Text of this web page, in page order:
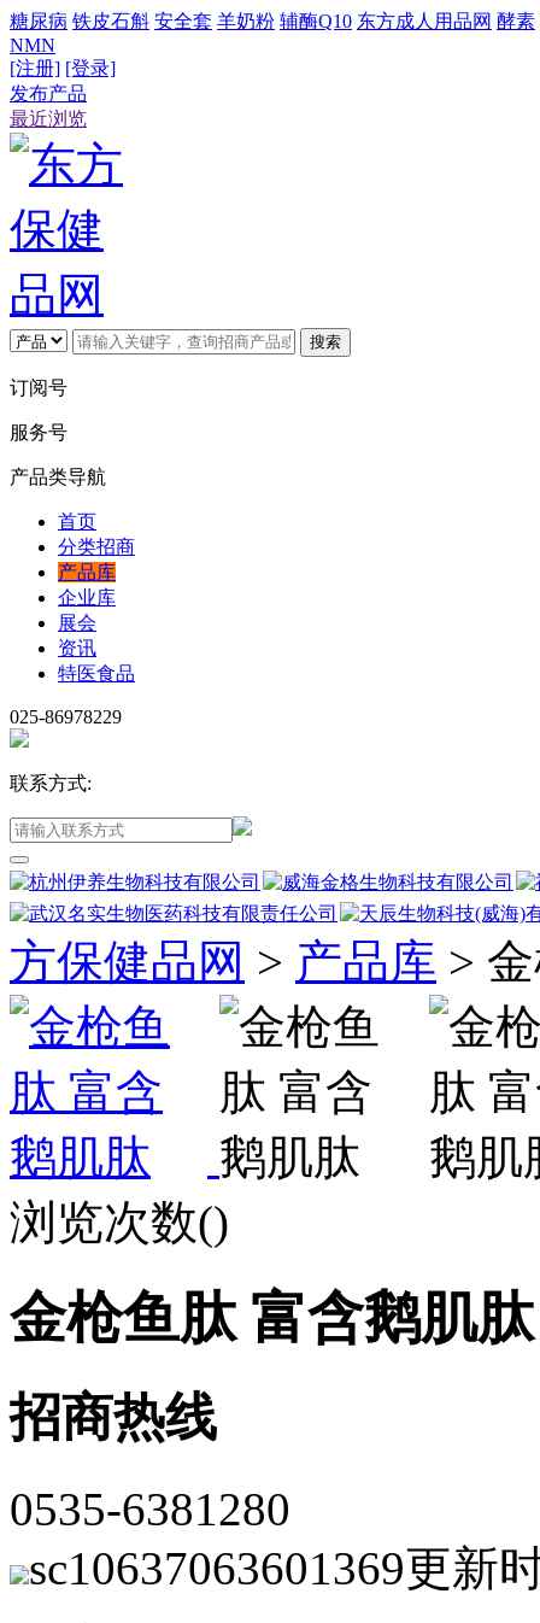
糖尿病 铁皮石斛 安全套 羊奶粉 辅酶Q10 东方成人用品网 酵素
NMN
[注册] [登录]
发布产品
最近浏览
搜索
订阅号
服务号
产品类导航
首页
分类招商
产品库
企业库
展会
资讯
特医食品
025-86978229
联系方式:
方保健品网 > 产品库 >
浏览次数()
金枪鱼肽 富含鹅肌肽
招商热线
0535-6381280
sc10637063601369更新